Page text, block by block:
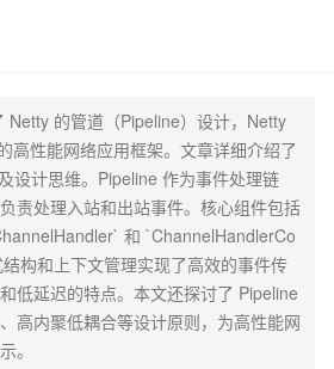
Netty 的管道（Pipeline）设计，Netty
高性能网络应用框架。文章详细介绍了
设计思维。Pipeline 作为事件处理链
责处理入站和出站事件。核心组件包括
和 `ChannelHandlerCo
构和上下文管理实现了高效的事件传
低延迟的特点。本文还探讨了 Pipeline
高内聚低耦合等设计原则，为高性能网
。